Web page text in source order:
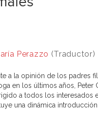
Perazzo (Traductor)
a la opinión de los
en los últimos años,
a todos los
una dinámica